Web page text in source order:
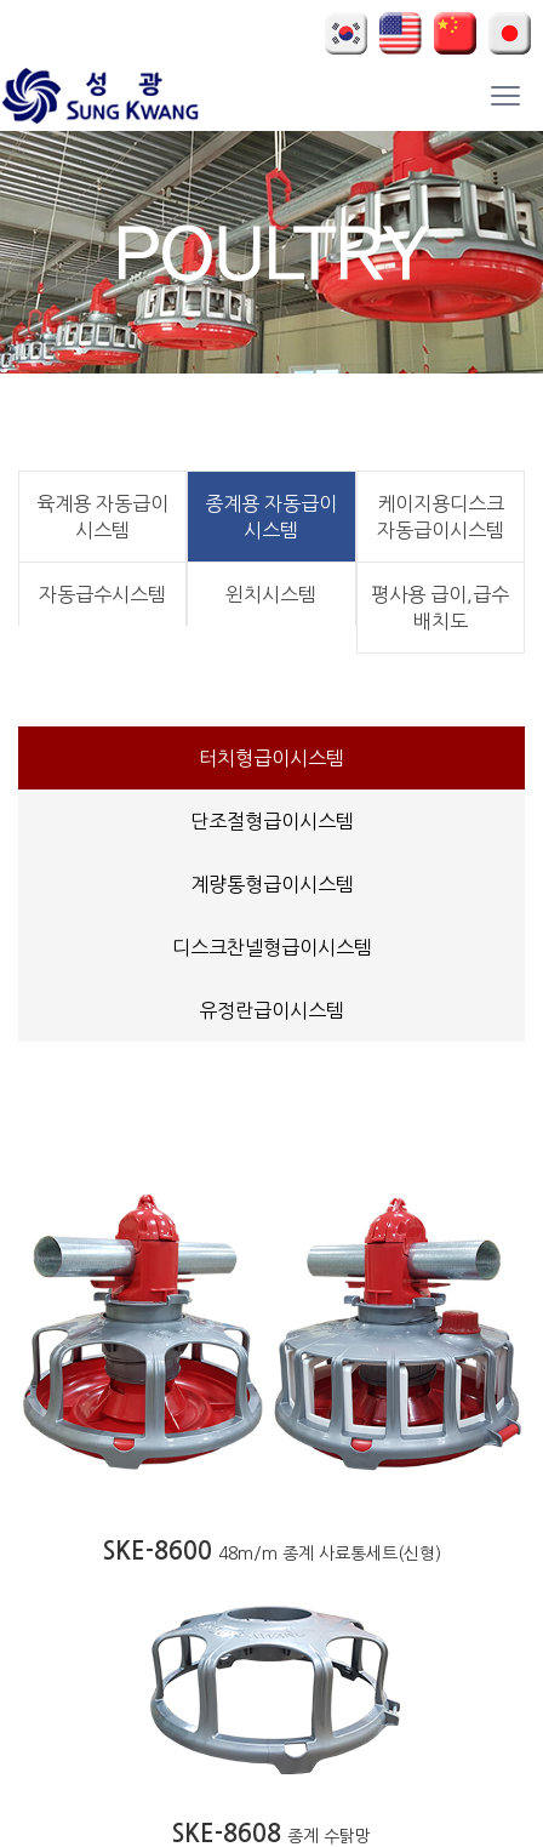
육계용 자동급이
시스템
종계용 자동급이
시스템
케이지용디스크
자동급이시스템
자동급수시스템 윈치시스템
평사용 급이,급수
배치도
터치형급이시스템
단조절형급이시스템
계량통형급이시스템
디스크찬넬형급이시스템
유정란급이시스템
SKE-8600 48m/m 종계 사료통세트(신형)
SKE-8608 종계 수탉망